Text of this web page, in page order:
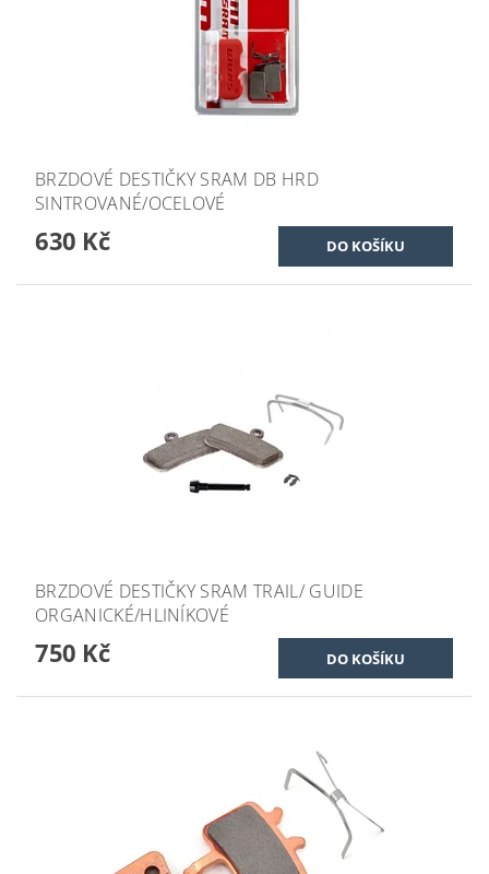
BRZDOVÉ DESTIČKY SRAM DB HRD
SINTROVANÉ/OCELOVÉ
630 Kč
BRZDOVÉ DESTIČKY SRAM TRAIL/ GUIDE
ORGANICKÉ/HLINÍKOVÉ
750 Kč